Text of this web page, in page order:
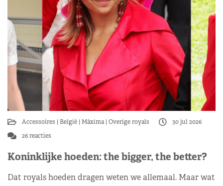
Accessoires België Máxima Overige royals
30 jul 2026
26 reacties
Koninklijke hoeden: the bigger, the better?
Dat royals hoeden dragen weten we allemaal. Maar wat